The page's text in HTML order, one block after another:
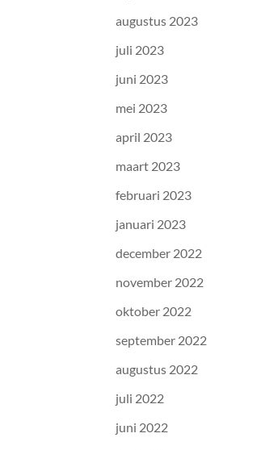
augustus 2023
juli 2023
juni 2023
mei 2023
april 2023
maart 2023
februari 2023
januari 2023
december 2022
november 2022
oktober 2022
september 2022
augustus 2022
juli 2022
juni 2022